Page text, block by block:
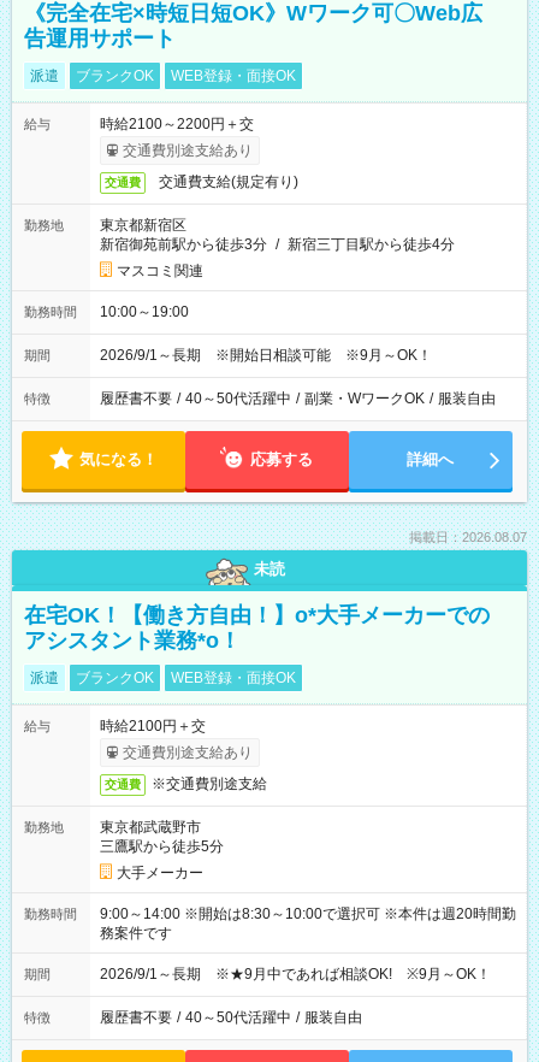
《完全在宅×時短日短OK》Wワーク可〇Web広
告運用サポート
派遣 ブランクOK WEB登録・面接OK
給与
時給2100～2200円＋交
交通費別途支給あり
交通費 交通費支給(規定有り)
勤務地
東京都新宿区
新宿御苑前駅から徒歩3分 / 新宿三丁目駅から徒歩4分
マスコミ関連
勤務時間 10:00～19:00
期間 2026/9/1～長期 ※開始日相談可能 ※9月～OK！
特徴 履歴書不要 / 40～50代活躍中 / 副業・WワークOK / 服装自由
気になる！ 応募する 詳細へ
掲載日：2026.08.07
未読
在宅OK！【働き方自由！】o*大手メーカーでの
アシスタント業務*o！
派遣 ブランクOK WEB登録・面接OK
給与
時給2100円＋交
交通費別途支給あり
交通費 ※交通費別途支給
勤務地
東京都武蔵野市
三鷹駅から徒歩5分
大手メーカー
勤務時間
9:00～14:00 ※開始は8:30～10:00で選択可 ※本件は週20時間勤
務案件です
期間 2026/9/1～長期 ※★9月中であれば相談OK! ※9月～OK！
特徴 履歴書不要 / 40～50代活躍中 / 服装自由